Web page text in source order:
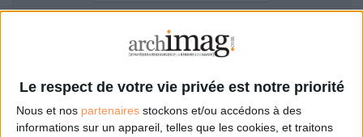
Le respect de votre vie privée est notre priorité
Nous et nos partenaires stockons et/ou accédons à des
informations sur un appareil, telles que les cookies, et traitons
LES LIVRES BLANCS
LES SUPPLÉMENTS
Filtre anti-spam